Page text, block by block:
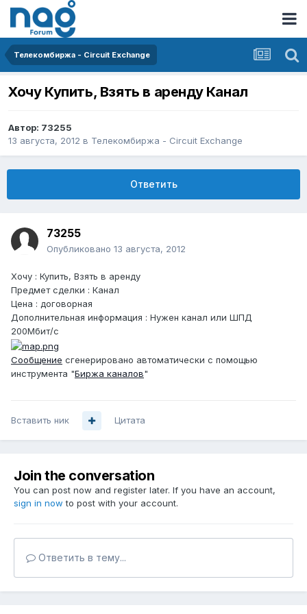
Телекомбиржа - Circuit Exchange
Хочу Купить, Взять в аренду Канал
Автор: 73255
13 августа, 2012 в Телекомбиржа - Circuit Exchange
Ответить
73255
Опубликовано 13 августа, 2012
Хочу : Купить, Взять в аренду
Предмет сделки : Канал
Цена : договорная
Дополнительная информация : Нужен канал или ШПД
200Мбит/с
Сообщение сгенерировано автоматически с помощью
инструмента "Биржа каналов"
Вставить ник Цитата
Join the conversation
You can post now and register later. If you have an account,
sign in now to post with your account.
Ответить в тему...